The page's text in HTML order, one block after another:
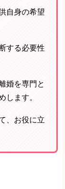
自身の希望
する必要性
婚を専門と
します。
、お役に立